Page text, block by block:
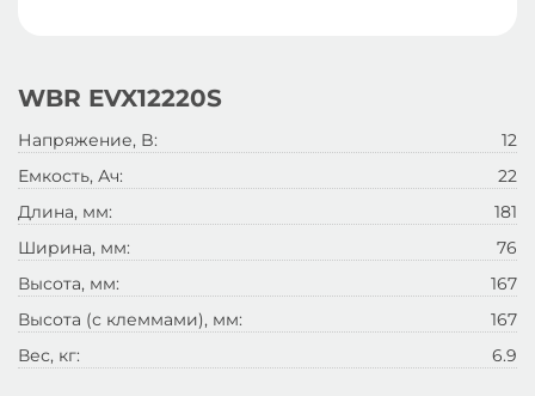
WBR EVX12220S
Напряжение, B:
12
Емкость, Ач:
22
Длина, мм:
181
Ширина, мм:
76
Высота, мм:
167
Высота (с клеммами), мм:
167
Вес, кг:
6.9